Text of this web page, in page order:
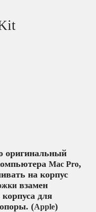
оригинальный
Mac Pro,
на корпус
взамен
для
(Apple)